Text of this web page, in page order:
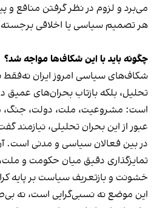
می‌برد و لزوم در نظر گرفتن منافع و
هر تصمیم سیاسی یا اخلاقی
چگونه باید با این شکاف‌ها مواجه شد؟
شکاف‌های سیاسی امروز ایران نه‌فقط
تحلیل، بلکه بازتاب بحران‌های
است: مشروعیت، ملت، دولت، جنگ،
عبور از این بحران تحلیلی، نیازمند
در بین فعالان سیاسی و مدنی است.
تمایزگذاری دقیق میان حکومت و
خشونت و بازتعریف سیاست بر پایه
این موضع نه نسبی‌گرایی است، نه